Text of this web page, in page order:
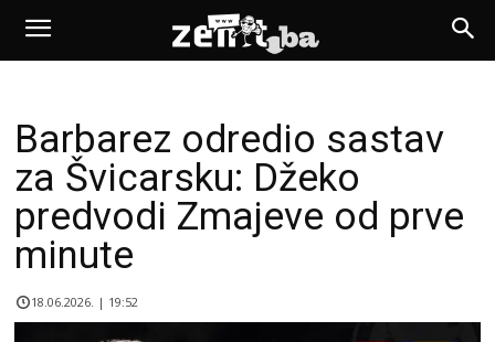
Barbarez odredio sastav
za Švicarsku: Džeko
predvodi Zmajeve od prve
minute
18.06.2026. | 19:52